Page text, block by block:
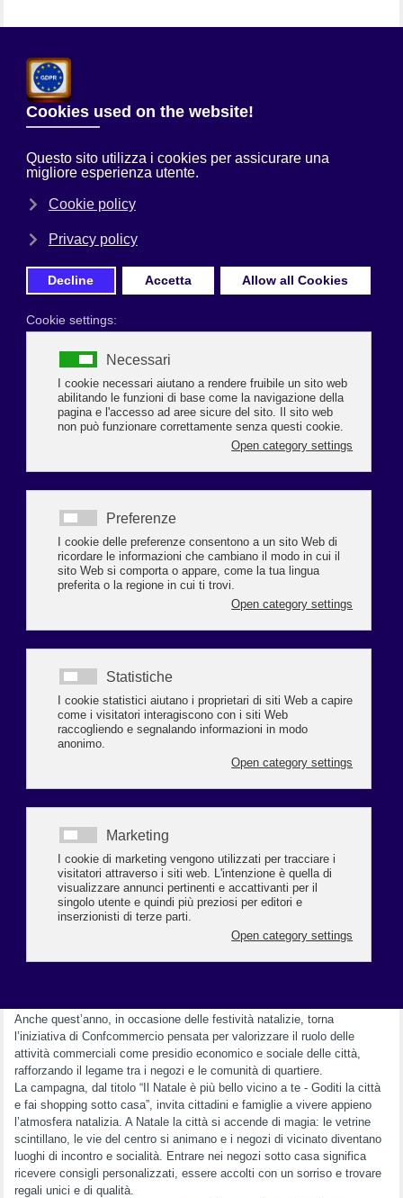
Chi Siamo
Sei qui:Home Uncategorised
Prima Pagina
REGALI DI NATALE 2025 IN POSITIVO.
Ultimi giorni per i regali di Natale e le previsioni sui consumi
confermano un clima di fiducia e ottimismo. Anche quest’anno, infatti,
lo shopping natalizio si annuncia positivo e sostanzialmente in linea
con il 2024, con una crescita della spesa media prevista per i regali.
Lo evidenzia la consueta ricerca dell’Ufficio Studi di Confcommercio sui
consumi di Natale, che segnala numeri complessivamente in aumento
e una previsione di spesa che raggiunge i 300 euro, in crescita rispetto
prodotti per la cura della persona e i trattamenti di bellezza,
nella classifica, ma comunque presenti nelle scelte dei consumatori,
figurano abbonamenti alle piattaforme streaming, biglietti per spettacoli
e concerti, smartphone ed elettronica di consumo, oltre a gioielli e
Lo shopping natalizio si conferma inoltre sempre più multicanale:
Anche quest’anno, in occasione delle festività natalizie, torna
l’iniziativa di Confcommercio pensata per valorizzare il ruolo delle
attività commerciali come presidio economico e sociale delle città,
rafforzando il legame tra i negozi e le comunità di quartiere.
La campagna, dal titolo “Il Natale è più bello vicino a te - Goditi la città
e fai shopping sotto casa”, invita cittadini e famiglie a vivere appieno
l’atmosfera natalizia. A Natale la città si accende di magia: le vetrine
scintillano, le vie del centro si animano e i negozi di vicinato diventano
luoghi di incontro e socialità. Entrare nei negozi sotto casa significa
ricevere consigli personalizzati, essere accolti con un sorriso e trovare
regali unici e di qualità.